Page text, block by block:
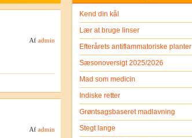
Af admin
Af admin
Kend din kål
Lær at bruge linser
Efterårets antiflammatoriske planter
Sæsonoversigt 2025/2026
Mad som medicin
Indiske retter
Grøntsagsbaseret madlavning
Stegt lange